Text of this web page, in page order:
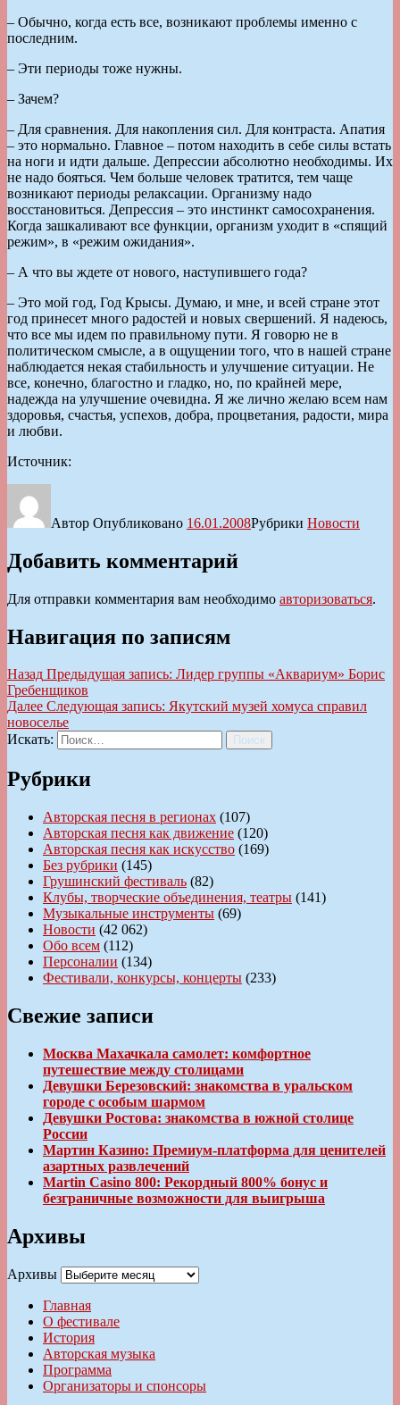
– Обычно, когда есть все, возникают проблемы именно с
последним.
– Эти периоды тоже нужны.
– Зачем?
– Для сравнения. Для накопления сил. Для контраста. Апатия
– это нормально. Главное – потом находить в себе силы встать
на ноги и идти дальше. Депрессии абсолютно необходимы. Их
не надо бояться. Чем больше человек тратится, тем чаще
возникают периоды релаксации. Организму надо
восстановиться. Депрессия – это инстинкт самосохранения.
Когда зашкаливают все функции, организм уходит в «спящий
режим», в «режим ожидания».
– А что вы ждете от нового, наступившего года?
– Это мой год, Год Крысы. Думаю, и мне, и всей стране этот
год принесет много радостей и новых свершений. Я надеюсь,
что все мы идем по правильному пути. Я говорю не в
политическом смысле, а в ощущении того, что в нашей стране
наблюдается некая стабильность и улучшение ситуации. Не
все, конечно, благостно и гладко, но, по крайней мере,
надежда на улучшение очевидна. Я же лично желаю всем нам
здоровья, счастья, успехов, добра, процветания, радости, мира
и любви.
Источник:
Автор Опубликовано 16.01.2008Рубрики Новости
Добавить комментарий
Для отправки комментария вам необходимо авторизоваться.
Навигация по записям
Назад Предыдущая запись: Лидер группы «Аквариум» Борис
Гребенщиков
Далее Следующая запись: Якутский музей хомуса справил
новоселье
Искать:
Поиск
Рубрики
Авторская песня в регионах (107)
Авторская песня как движение (120)
Авторская песня как искусство (169)
Без рубрики (145)
Грушинский фестиваль (82)
Клубы, творческие объединения, театры (141)
Музыкальные инструменты (69)
Новости (42 062)
Обо всем (112)
Персоналии (134)
Фестивали, конкурсы, концерты (233)
Свежие записи
Москва Махачкала самолет: комфортное
путешествие между столицами
Девушки Березовский: знакомства в уральском
городе с особым шармом
Девушки Ростова: знакомства в южной столице
России
Мартин Казино: Премиум-платформа для ценителей
азартных развлечений
Martin Casino 800: Рекордный 800% бонус и
безграничные возможности для выигрыша
Архивы
Архивы
Главная
О фестивале
История
Авторская музыка
Программа
Организаторы и спонсоры